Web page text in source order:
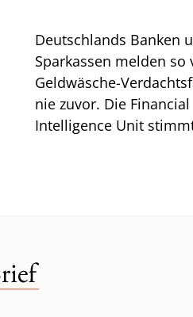
Deutschlands Banken
Sparkassen melden so
Geldwäsche-
nie zuvor. Die Financial
Intelligence Unit